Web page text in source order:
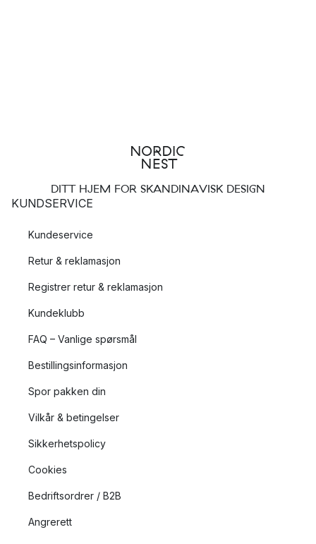
DITT HJEM FOR SKANDINAVISK DESIGN
KUNDSERVICE
Kundeservice
Retur & reklamasjon
Registrer retur & reklamasjon
Kundeklubb
FAQ – Vanlige spørsmål
Bestillingsinformasjon
Spor pakken din
Vilkår & betingelser
Sikkerhetspolicy
Cookies
Bedriftsordrer / B2B
Angrerett